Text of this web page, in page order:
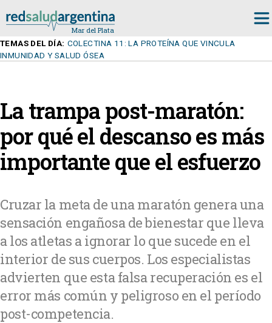
TEMAS DEL DÍA: COLECTINA 11: LA PROTEÍNA QUE VINCULA
INMUNIDAD Y SALUD ÓSEA
La trampa post-maratón:
por qué el descanso es más
importante que el esfuerzo
Cruzar la meta de una maratón genera una
sensación engañosa de bienestar que lleva
a los atletas a ignorar lo que sucede en el
interior de sus cuerpos. Los especialistas
advierten que esta falsa recuperación es el
error más común y peligroso en el período
post-competencia.